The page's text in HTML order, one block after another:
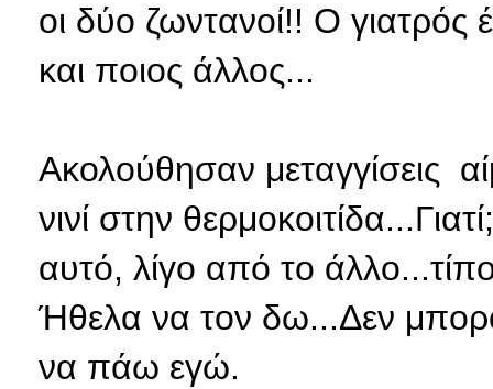
οι δύο ζωντανοί!! Ο γιατρός
και ποιος άλλος...
Ακολούθησαν μεταγγίσεις
νινί στην
αυτό, λίγο από το
Ήθελα να τον δω...Δεν
να πάω εγώ.